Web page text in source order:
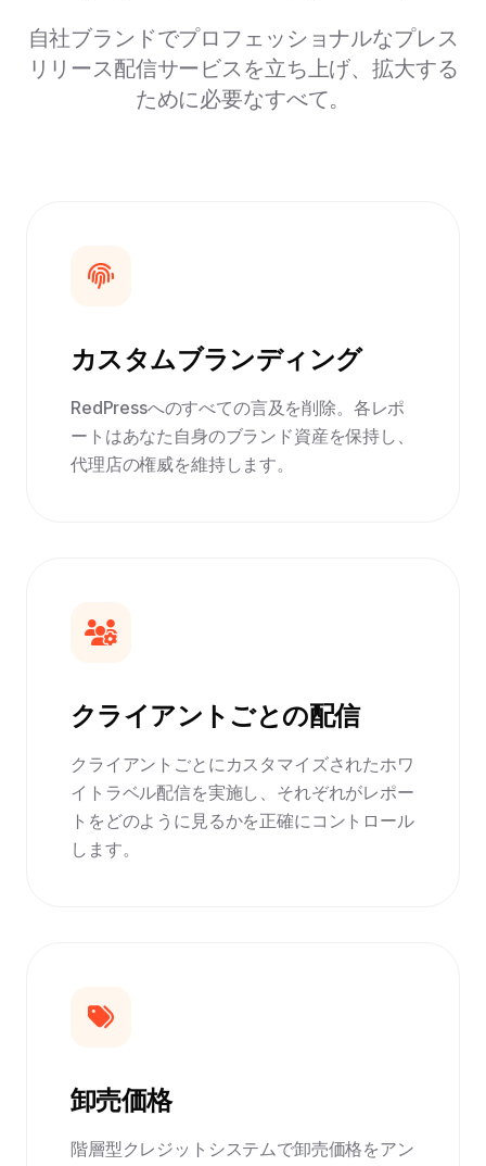
自社ブランドでプロフェッショナルなプレス
リリース配信サービスを立ち上げ、拡大する
ために必要なすべて。
カスタムブランディング
RedPressへのすべての言及を削除。各レポ
ートはあなた自身のブランド資産を保持し、
代理店の権威を維持します。
クライアントごとの配信
クライアントごとにカスタマイズされたホワ
イトラベル配信を実施し、それぞれがレポー
トをどのように見るかを正確にコントロール
します。
卸売価格
階層型クレジットシステムで卸売価格をアン